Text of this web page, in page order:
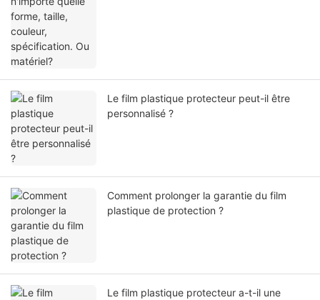
Le film plastique protecteur peut-il être
personnalisé ?
Comment prolonger la garantie du film
plastique de protection ?
Le film plastique protecteur a-t-il une